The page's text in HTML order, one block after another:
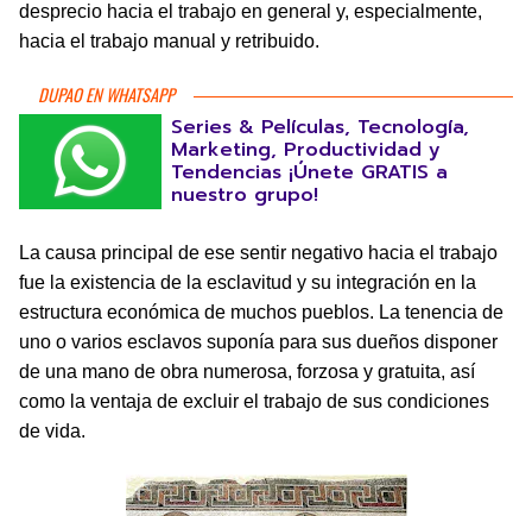
desprecio hacia el trabajo en general y, especialmente,
hacia el trabajo manual y retribuido.
DUPAO EN WHATSAPP
Series & Películas, Tecnología,
Marketing, Productividad y
Tendencias ¡Únete GRATIS a
nuestro grupo!
La causa principal de ese sentir negativo hacia el trabajo
fue la existencia de la esclavitud y su integración en la
estructura económica de muchos pueblos. La tenencia de
uno o varios esclavos suponía para sus dueños disponer
de una mano de obra numerosa, forzosa y gratuita, así
como la ventaja de excluir el trabajo de sus condiciones
de vida.